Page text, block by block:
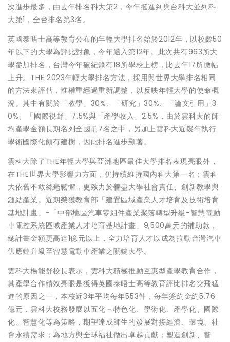
次進步最多，由去年排名科大第2，今年挺進到與台科大並列科
大第1，全台排名第3名。
英國泰晤士高等教育公布的年輕大學排名始於2012年，以校齡50
年以下的大學為評比對象，今年邁入第12年。此次共有963所大
學參加排名，台灣今年破紀錄有18所學校上榜，比去年17所微幅
上升。THE 2023年輕大學排名方法，採用與世界大學排名相同
的方法來評估，惟權重經過重新調整，以反映年輕大學的使命概
況。其中有關於「教學」30%、「研究」30%、「論文引用」3
0%、「國際視野」7.5%與「產學收入」2.5%，由於雲科大的師
均產學金額長期名列全國前7名之中，另加上雲科大近幾年執行
學術國際化頗有建樹，因此排名進步顯著。
雲科大除了THE年輕大學與亞洲地區最佳大學排名表現亮眼外，
在THE世界大學影響力方面，仍持續維持國內科大第一名；雲科
大依舊不敢絲毫鬆懈，更致力於善盡大學社會責任、創新教學與
鏈結產業。近期榮獲教育部「建置區域產業人才培育及技術培育
基地計畫」-「中部地區汽車零組件產業聚落轉型升級-智慧電動
車電控系統區域產業人才培育基地計畫」9,500萬元的補助款，
總計畫金額更高達1億元以上，全力培育人才以成為拉動台灣汽車
供應鏈升級至智慧電動車產業之關鍵大學。
雲科大楊能舒校長表示，雲科大積極推動互惠型產學教育合作，
其產學合作績效亮眼是獲得英國泰晤士高等教育評比排名突飛猛
進的原因之一，本校近3年平均每年553件，每年簽約金約5.76
億元，雲科大校務發展以五化－特色化、學術化、產學化、國際
化、智慧化等為策略，期望達成師生的發展對接經濟、環境、社
會永續需求；為地方與全球福祉做出卓越貢獻；塑造創新、智